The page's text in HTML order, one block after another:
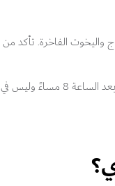
واليخوت الفاخرة. تأكد من
وإذا كنت تفضِّل الجري بعيداً عن الازدحام، فننصحك بممارسة هذه الرياضة قبل الساعة 9 صباحاً أو بعد الساعة 8 مساءً وليس في